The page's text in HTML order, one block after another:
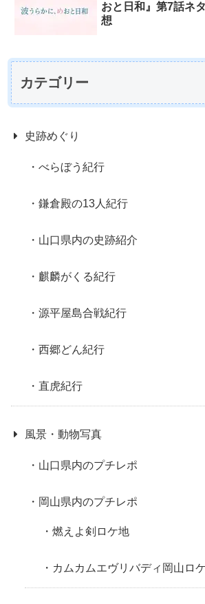
おと日和』第7話ネ
想
カテゴリー
史跡めぐり
べらぼう紀行
鎌倉殿の13人紀行
山口県内の史跡紹介
麒麟がくる紀行
源平屋島合戦紀行
西郷どん紀行
直虎紀行
風景・動物写真
山口県内のプチレポ
岡山県内のプチレポ
燃えよ剣ロケ地
カムカムエヴリバディ岡山ロ